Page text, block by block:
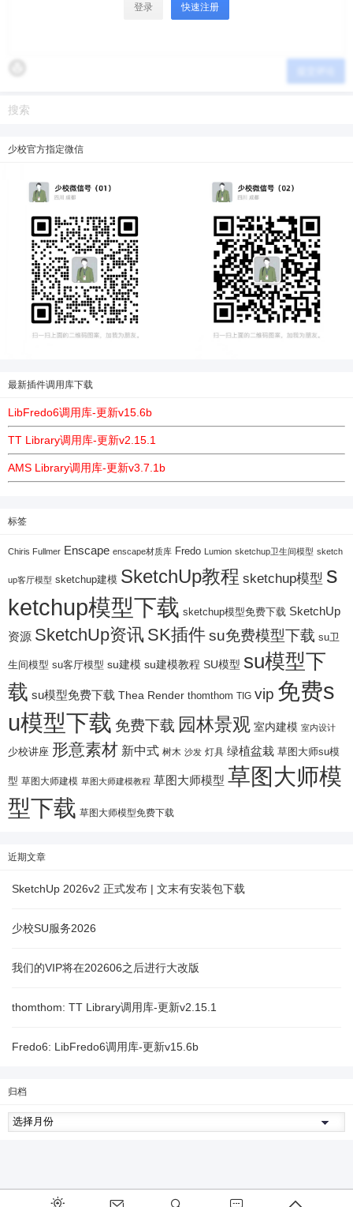
登录 快速注册
少校官方指定微信
最新插件调用库下载
LibFredo6调用库-更新v15.6b
TT Library调用库-更新v2.15.1
AMS Library调用库-更新v3.7.1b
标签
Chiris Fullmer Enscape enscape材质库 Fredo Lumion sketchup卫生间模型 sketch
up客厅模型 sketchup建模 SketchUp教程 sketchup模型 s
ketchup模型下载 sketchup模型免费下载 SketchUp
资源 SketchUp资讯 SK插件su免费模型下载 su卫
生间模型 su客厅模型 su建模 su建模教程 SU模型 su模型下
载 su模型免费下载 Thea Render thomthom TIG vip 免费s
u模型下载 免费下载 园林景观 室内建模 室内设计
少校讲座 形意素材 新中式 树木 沙发 灯具 绿植盆栽 草图大师su模
型 草图大师建模 草图大师建模教程 草图大师模型 草图大师模
型下载 草图大师模型免费下载
近期文章
SketchUp 2026v2 正式发布 | 文末有安装包下载
少校SU服务2026
我们的VIP将在202606之后进行大改版
thomthom: TT Library调用库-更新v2.15.1
Fredo6: LibFredo6调用库-更新v15.6b
归档